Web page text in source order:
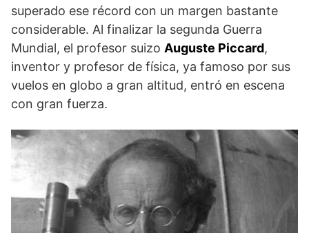
superado ese récord con un margen bastante
considerable. Al finalizar la segunda Guerra
Mundial, el profesor suizo Auguste Piccard,
inventor y profesor de física, ya famoso por sus
vuelos en globo a gran altitud, entró en escena
con gran fuerza.